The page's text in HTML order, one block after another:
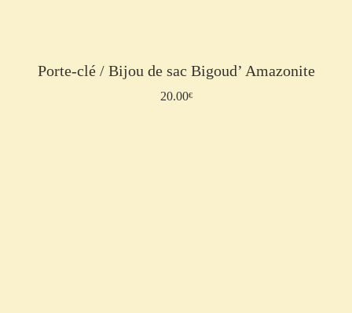
Porte-clé / Bijou de sac Bigoud’ Amazonite
20.00€